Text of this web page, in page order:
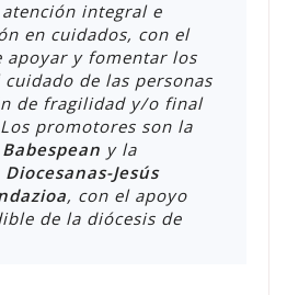
integral e
en cuidados, con el
apoyar y fomentar los
cuidado de las personas
de fragilidad y/o final
promotores son la
Babespean y la
Jesús
, con el apoyo
de la diócesis de